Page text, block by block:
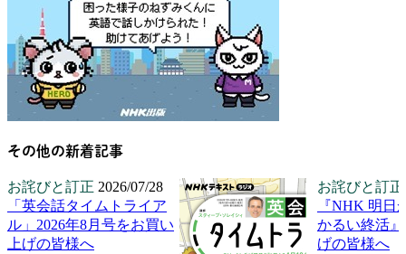
その他の新着記事
お詫びと訂正 2026/07/28
「英会話タイムトライア
ル」2026年8月号をお買い
上げの皆様へ
お詫びと訂正
『NHK 明日
かるい終活
げの皆様へ